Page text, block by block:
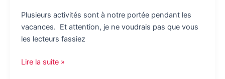
Plusieurs activités sont à notre portée pendant les
vacances. Et attention, je ne voudrais pas que vous
les lecteurs fassiez
La
Lire la suite »